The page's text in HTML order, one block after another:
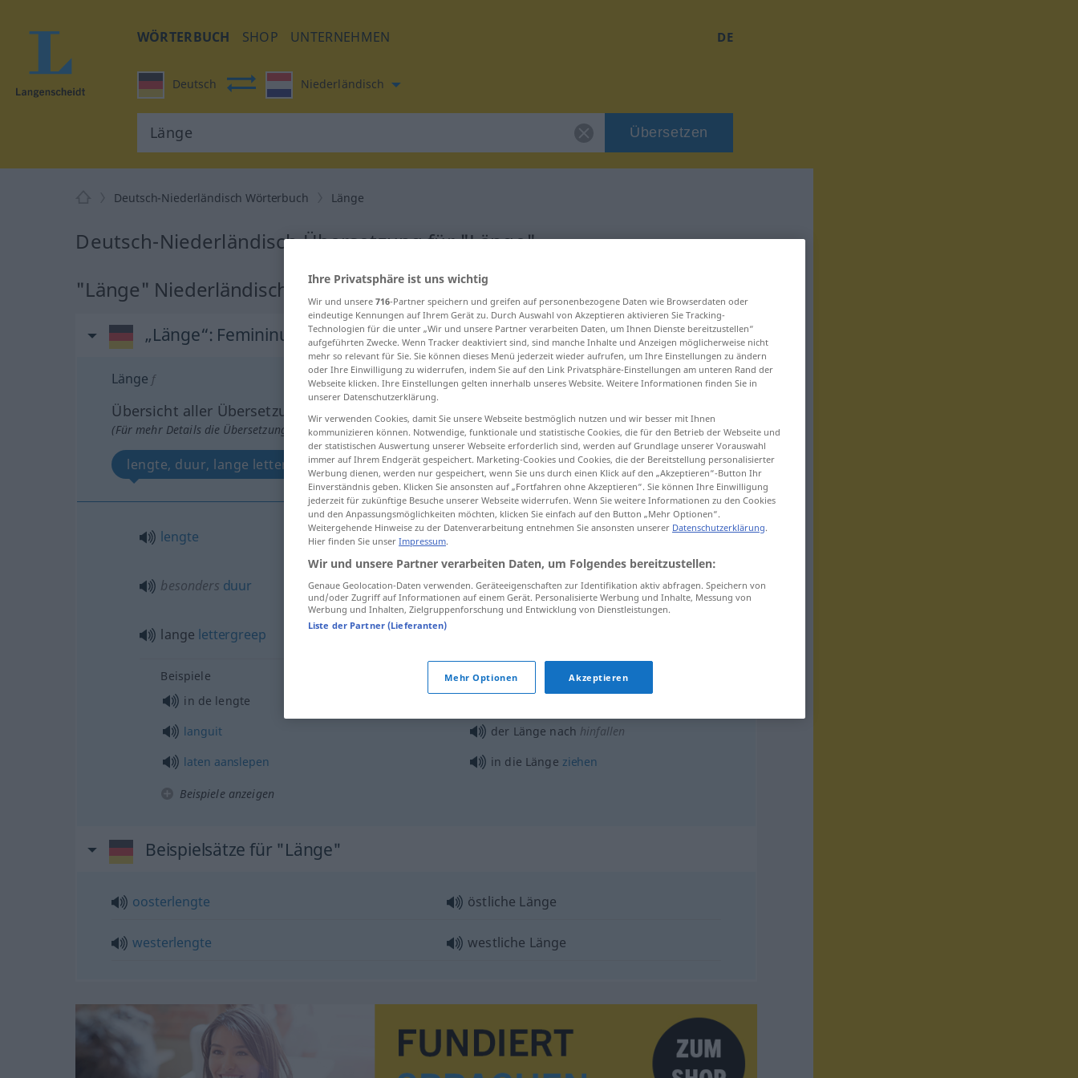
WÖRTERBUCH SHOP UNTERNEHMEN DE
Deutsch Niederländisch
Übersetzen
Deutsch-Niederländisch Wörterbuch Länge
Deutsch-Niederländisch Übersetzung für "Länge"
"Länge" Niederländisch Übersetzung
„Länge“: Femininum, weiblich
Länge f
Übersicht aller Übersetzungen
(Für mehr Details die Übersetzung anklicken/antippen)
lengte, duur, lange lettergreep
lengte Länge
besonders duur Längezeitl
lange lettergreep
Beispiele
in de lengte
languit
der Länge nach hinfallen
laten aanslepen in die Länge ziehen
Beispiele anzeigen
Beispielsätze für "Länge"
oosterlengte östliche Länge
westerlengte westliche Länge
Ihre Privatsphäre ist uns wichtig
Wir und unsere 716-Partner speichern und greifen auf personenbezogene Daten wie Browserdaten oder
eindeutige Kennungen auf Ihrem Gerät zu. Durch Auswahl von Akzeptieren aktivieren Sie Tracking-
Technologien für die unter „Wir und unsere Partner verarbeiten Daten, um Ihnen Dienste bereitzustellen“
aufgeführten Zwecke. Wenn Tracker deaktiviert sind, sind manche Inhalte und Anzeigen möglicherweise nicht
mehr so relevant für Sie. Sie können dieses Menü jederzeit wieder aufrufen, um Ihre Einstellungen zu ändern
oder Ihre Einwilligung zu widerrufen, indem Sie auf den Link Privatsphäre-Einstellungen am unteren Rand der
Webseite klicken. Ihre Einstellungen gelten innerhalb unseres Website. Weitere Informationen finden Sie in
unserer Datenschutzerklärung.
Wir verwenden Cookies, damit Sie unsere Webseite bestmöglich nutzen und wir besser mit Ihnen
kommunizieren können. Notwendige, funktionale und statistische Cookies, die für den Betrieb der Webseite und
der statistischen Auswertung unserer Webseite erforderlich sind, werden auf Grundlage unserer Vorauswahl
immer auf Ihrem Endgerät gespeichert. Marketing-Cookies und Cookies, die der Bereitstellung personalisierter
Werbung dienen, werden nur gespeichert, wenn Sie uns durch einen Klick auf den „Akzeptieren“-Button Ihr
Einverständnis geben. Klicken Sie ansonsten auf „Fortfahren ohne Akzeptieren“. Sie können Ihre Einwilligung
jederzeit für zukünftige Besuche unserer Webseite widerrufen. Wenn Sie weitere Informationen zu den Cookies
und den Anpassungsmöglichkeiten möchten, klicken Sie einfach auf den Button „Mehr Optionen“.
Weitergehende Hinweise zu der Datenverarbeitung entnehmen Sie ansonsten unserer Datenschutzerklärung.
Hier finden Sie unser Impressum.
Wir und unsere Partner verarbeiten Daten, um Folgendes bereitzustellen:
Genaue Geolocation-Daten verwenden. Geräteeigenschaften zur Identifikation aktiv abfragen. Speichern von
und/oder Zugriff auf Informationen auf einem Gerät. Personalisierte Werbung und Inhalte, Messung von
Werbung und Inhalten, Zielgruppenforschung und Entwicklung von Dienstleistungen.
Liste der Partner (Lieferanten)
Mehr Optionen Akzeptieren